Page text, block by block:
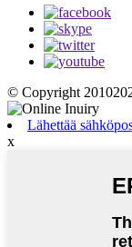
© Copyright
Lähettää
x